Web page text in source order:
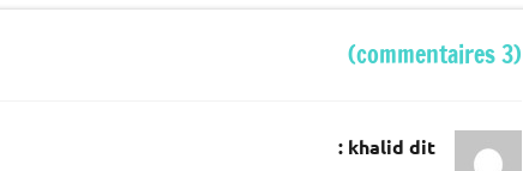
(3 commentaires)
khalid dit :